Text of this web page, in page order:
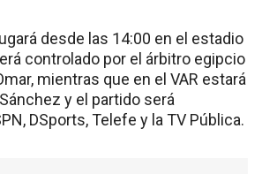
desde las 14:00 en el estadio
controlado por el árbitro egipcio
mientras que en el VAR estará
y el partido será
DSports, Telefe y la TV Pública.